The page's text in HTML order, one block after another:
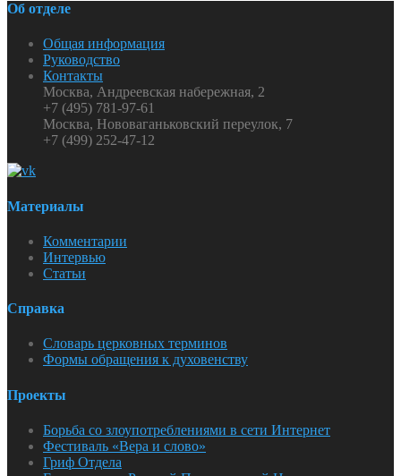
Об отделе
Общая информация
Руководство
Контакты
Москва, Андреевская набережная, 2
+7 (495) 781-97-61
Москва, Нововаганьковский переулок, 7
+7 (499) 252-47-12
Материалы
Комментарии
Интервью
Статьи
Справка
Словарь церковных терминов
Формы обращения к духовенству
Проекты
Борьба со злоупотреблениями в сети Интернет
Фестиваль «Вера и слово»
Гриф Отдела